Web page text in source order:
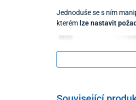
Jednoduše se s ním
kterém lze nastavit